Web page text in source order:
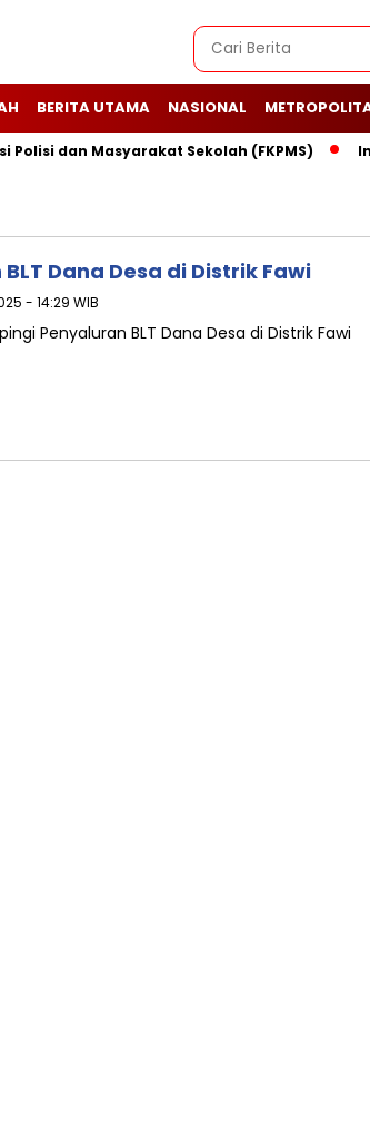
BERITA UTAMA NASIONAL
dan Masyarakat Sekolah (FKPMS) Ini
Dana Desa di Distrik Fawi
- 14:29 WIB
Penyaluran BLT Dana Desa di Distrik Fawi